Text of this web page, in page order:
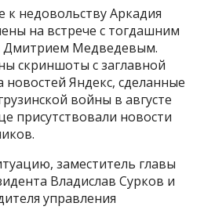
недовольству Аркадия
на встрече с тогдашним
Дмитрием Медведевым.
скриншоты с заглавной
новостей Яндекс, сделанные
войны в августе
присутствовали новости
заместитель главы
Владислав Сурков и
управления